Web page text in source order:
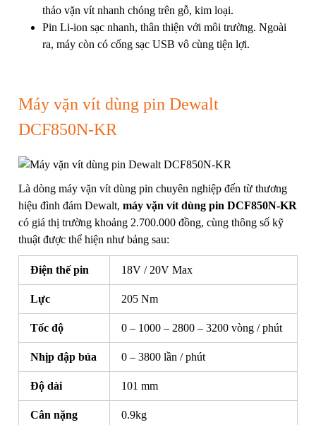
tháo vặn vít nhanh chóng trên gỗ, kim loại.
Pin Li-ion sạc nhanh, thân thiện với môi trường. Ngoài
ra, máy còn có cổng sạc USB vô cùng tiện lợi.
Máy vặn vít dùng pin Dewalt
DCF850N-KR
Là dòng máy vặn vít dùng pin chuyên nghiệp đến từ thương
hiệu đình đám Dewalt, máy vặn vít dùng pin DCF850N-KR
có giá thị trường khoảng 2.700.000 đồng, cùng thông số kỹ
thuật được thể hiện như bảng sau:
Điện thế pin 18V / 20V Max
Lực 205 Nm
Tốc độ 0 – 1000 – 2800 – 3200 vòng / phút
Nhịp đập búa 0 – 3800 lần / phút
Độ dài 101 mm
Cân nặng 0.9kg